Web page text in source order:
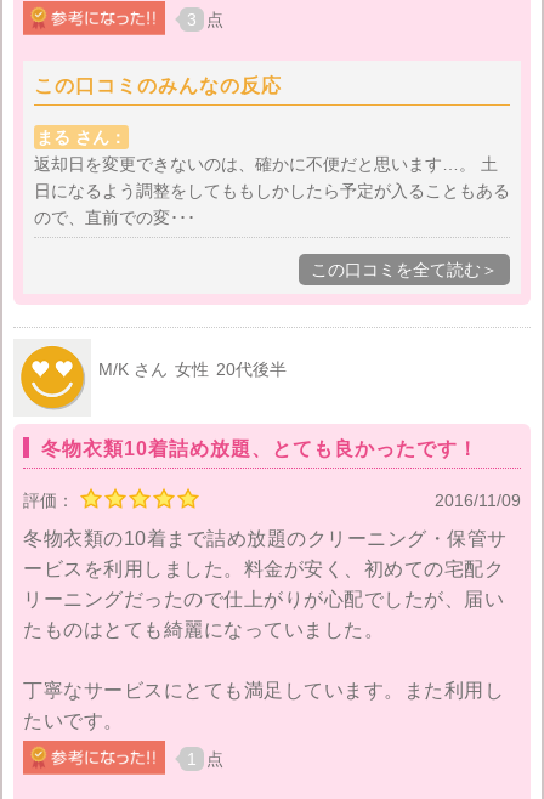
と、Web上で変更できないのも難点です。（電話はほ
とんど留守電なので...）
3 点
この口コミのみんなの反応
まる さん：
返却日を変更できないのは、確かに不便だと思います…。 土
日になるよう調整をしてももしかしたら予定が入ることもある
ので、直前での変･･･
この口コミを全て読む＞
M/K さん 女性 20代後半
冬物衣類10着詰め放題、とても良かったです！
評価： 2016/11/09
冬物衣類の10着まで詰め放題のクリーニング・保管サ
ービスを利用しました。料金が安く、初めての宅配ク
リーニングだったので仕上がりが心配でしたが、届い
たものはとても綺麗になっていました。
丁寧なサービスにとても満足しています。また利用し
たいです。
1 点